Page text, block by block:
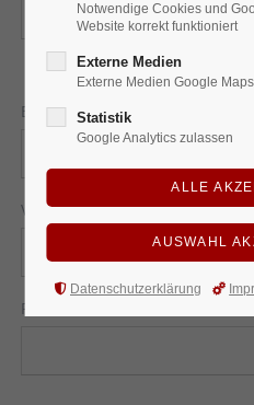
Pflichtfeld
E-Mail *
Pflichtfeld
Veranstaltungstag*
Personenzahl
Notwendige Cookies und
Website korrekt funktioniert
Externe Medien
Externe Medien Google
Statistik
Google Analytics zulassen
Datenschutzerklärung